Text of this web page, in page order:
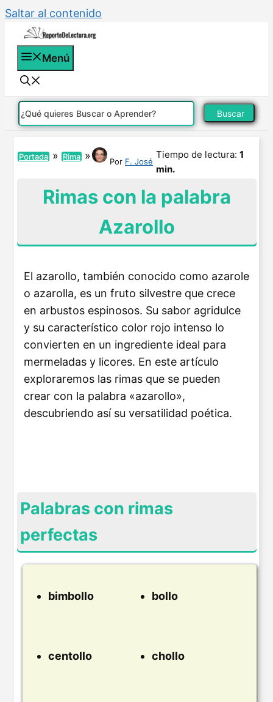
Saltar al contenido
Menú
Buscar
Portada » Rima » Por F. José
Tiempo de lectura: 1
min.
Rimas con la palabra
Azarollo
El azarollo, también conocido como azarole
o azarolla, es un fruto silvestre que crece
en arbustos espinosos. Su sabor agridulce
y su característico color rojo intenso lo
convierten en un ingrediente ideal para
mermeladas y licores. En este artículo
exploraremos las rimas que se pueden
crear con la palabra «azarollo»,
descubriendo así su versatilidad poética.
Palabras con rimas
perfectas
bimbollo bollo
centollo chollo